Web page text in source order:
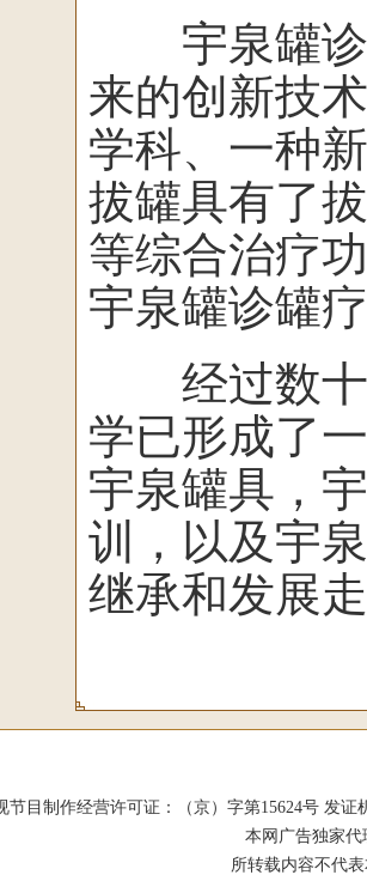
宇泉罐诊
来的创新技
学科、一种
拔罐具有了
等综合治疗
宇泉罐诊罐
经过数十
学已形成了
宇泉罐具，
训，以及宇
继承和发展
节目制作经营许可证：（京）字第15624号 发证
本网广告独家
所转载内容不代